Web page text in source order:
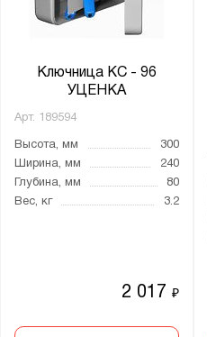
Ключница КС - 96
УЦЕНКА
Арт. 189594
Высота, мм
300
Ширина, мм
240
Глубина, мм
80
Вес, кг
3.2
2 017₽